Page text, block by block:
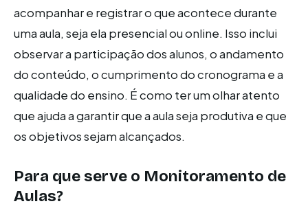
acompanhar e registrar o que acontece durante
uma aula, seja ela presencial ou online. Isso inclui
observar a participação dos alunos, o andamento
do conteúdo, o cumprimento do cronograma e a
qualidade do ensino. É como ter um olhar atento
que ajuda a garantir que a aula seja produtiva e que
os objetivos sejam alcançados.
Para que serve o Monitoramento de
Aulas?